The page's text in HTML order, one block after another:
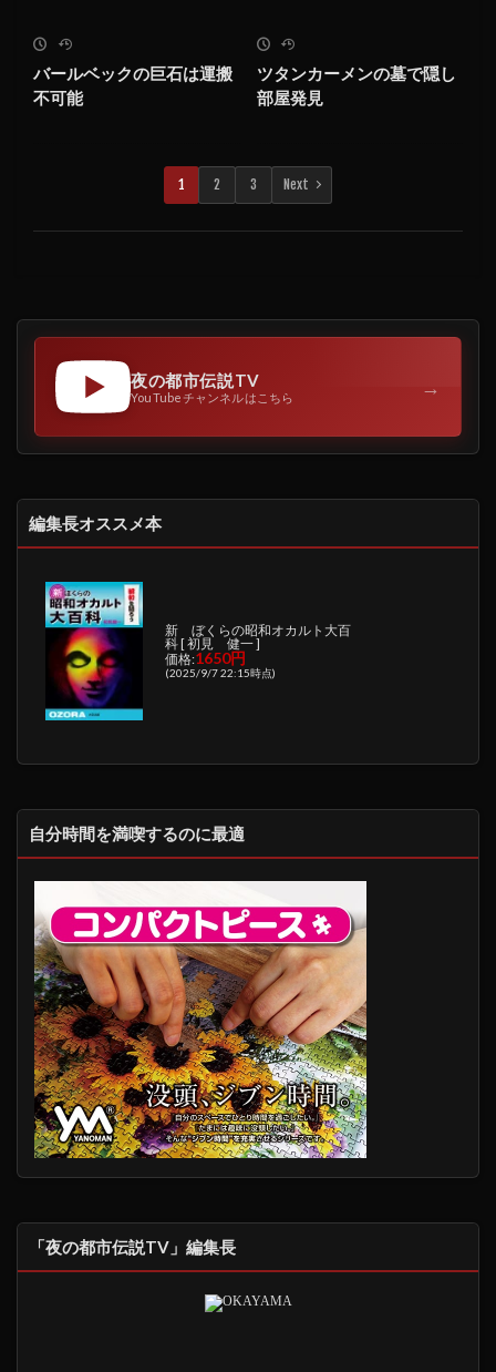
バールベックの巨石は運搬
不可能
ツタンカーメンの墓で隠し
部屋発見
1 2 3 Next
夜の都市伝説TV
YouTubeチャンネルはこちら →
編集長オススメ本
新 ぼくらの昭和オカルト大百
科 [ 初見 健一 ]
価格:1650円
(2025/9/7 22:15時点)
自分時間を満喫するのに最適
「夜の都市伝説TV」編集長